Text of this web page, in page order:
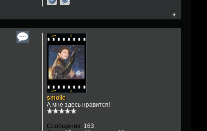
smolie
А мне здесь нравится!
Сообщения: 163